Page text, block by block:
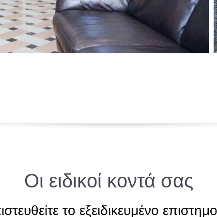
Οι ειδικοί κοντά σας
το εξειδικευμένο